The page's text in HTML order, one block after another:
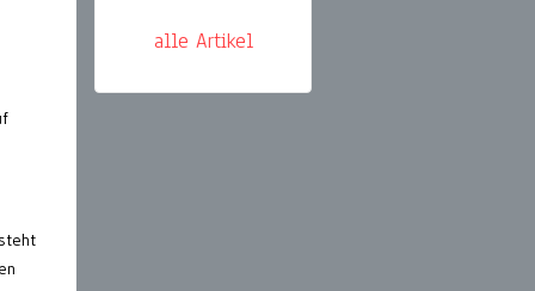
alle Artikel